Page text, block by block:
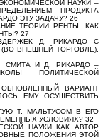
НАУКИ –
ПРОДУКТА
ЭТУ ЗАДАЧУ? 26
ТЕОРИИ РЕНТЫ. КАК
27
Д. РИКАРДО С
ВНЕШНЕЙ ТОРГОВЛЕ).
СМИТА И Д. РИКАРДО –
ПОЛИТИЧЕСКОЙ
ВАРИАНТ
ЕМУ ОСУЩЕСТВИТЬ
Т. МАЛЬТУСОМ В ЕГО
УСЛОВИЯХ? 32
НАУКИ КАК АВТОР
ПОЛОЖЕНИЯ ЭТОЙ